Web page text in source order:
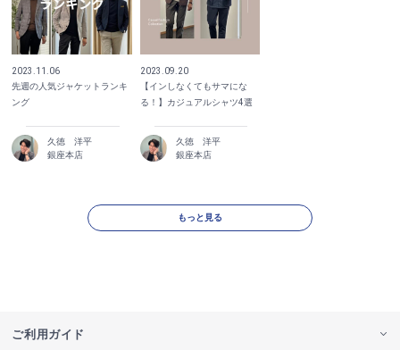
2023.11.06
先週の人気ジャケットランキ
ング
久徳 洋平
銀座本店
2023.09.20
【インしなくてもサマにな
る！】カジュアルシャツ4選
久徳 洋平
銀座本店
もっと見る
ご利用ガイド